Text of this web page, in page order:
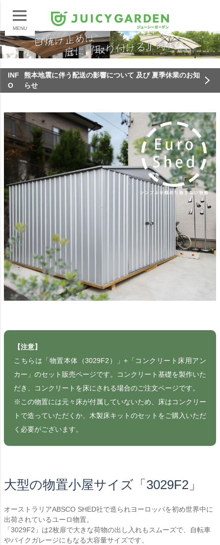
MENU
INF
O
熊本地震に伴う配送の影響について 及び 夏季休業のお知
らせ
【注意】
こちらは「物置本体（3029F2）」+「コンクリート床用アン
カー」のセット販売ページです。コンクリート基礎を製作いた
だき、コンクリートを床にされる場合のご注文ページです。
※この物置には元々床が付属していないため、床はコンクリー
トで造っていただくか、木製床キットのセットをご購入いただ
く必要がございます。
大型の物置小屋サイズ「3029F2」
オーストラリアABSCO SHED社で造られヨーロッパを初め世界中に
出荷されているユーロ物置。
「3029F2」は2枚扉で大きな荷物の出し入れもスムーズで、自転車
やバイクガレージにもなる大容量サイズです。